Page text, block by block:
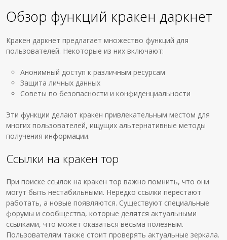
Обзор функций кракен даркнет
Кракен даркнет предлагает множество функций для
пользователей. Некоторые из них включают:
Анонимный доступ к различным ресурсам
Защита личных данных
Советы по безопасности и конфиденциальности
Эти функции делают кракен привлекательным местом для
многих пользователей, ищущих альтернативные методы
получения информации.
Ссылки на кракен тор
При поиске ссылок на кракен тор важно помнить, что они
могут быть нестабильными. Нередко ссылки перестают
работать, а новые появляются. Существуют специальные
форумы и сообщества, которые делятся актуальными
ссылками, что может оказаться весьма полезным.
Пользователям также стоит проверять актуальные зеркала.